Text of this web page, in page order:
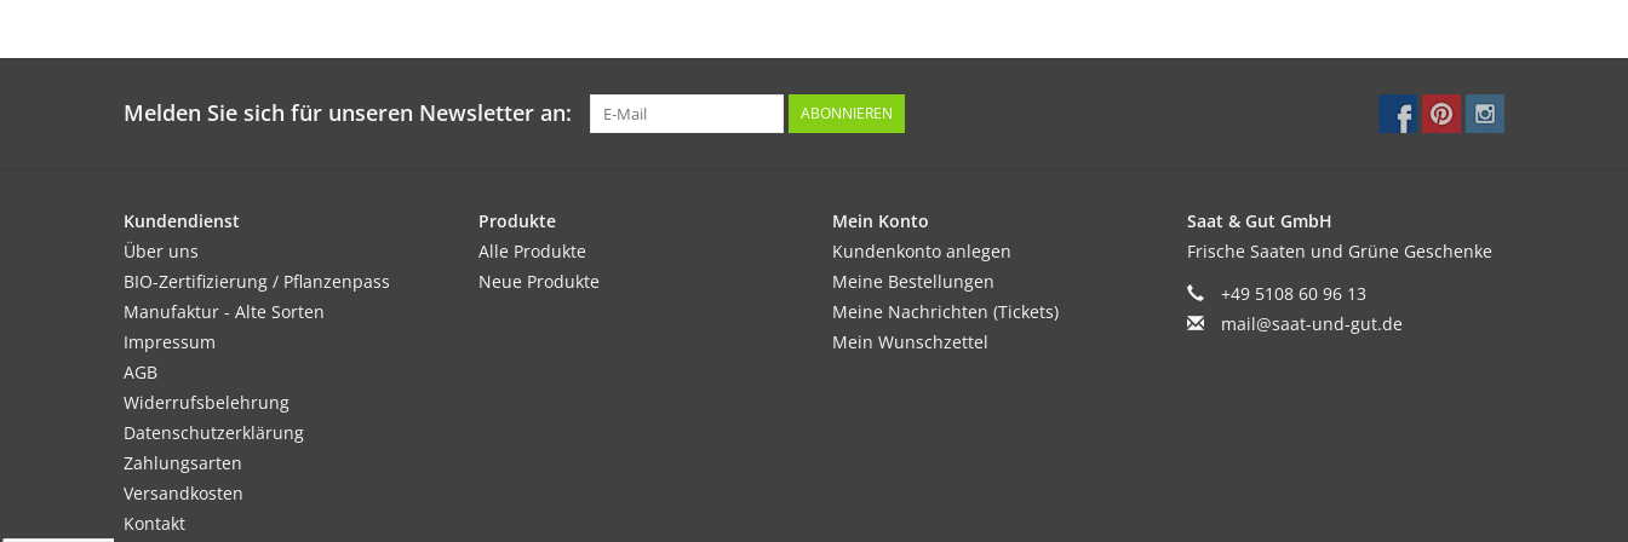
oben gießen, es können auch Wassergräben zwischen den Reihen angelegt werden.
Melden Sie sich für unseren Newsletter an: ABONNIEREN
Kundendienst
Über uns
BIO-Zertifizierung / Pflanzenpass
Manufaktur - Alte Sorten
Impressum
AGB
Widerrufsbelehrung
Datenschutzerklärung
Zahlungsarten
Versandkosten
Kontakt
Produkte
Alle Produkte
Neue Produkte
Mein Konto
Kundenkonto anlegen
Meine Bestellungen
Meine Nachrichten (Tickets)
Mein Wunschzettel
Saat & Gut GmbH
Frische Saaten und Grüne Geschenke
+49 5108 60 96 13
mail@saat-und-gut.de